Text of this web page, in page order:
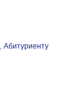
Абитуриенту